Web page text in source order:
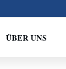
ÜBER UNS